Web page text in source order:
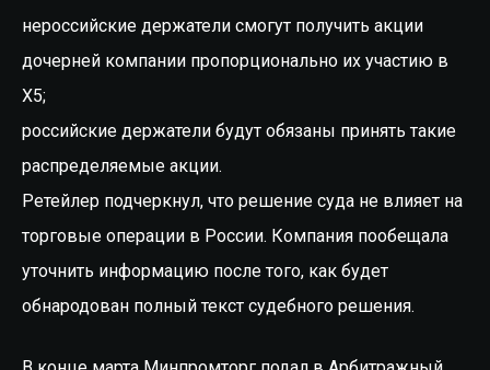
нероссийские держатели смогут получить акции
дочерней компании пропорционально их участию в
X5;
российские держатели будут обязаны принять такие
распределяемые акции.
Ретейлер подчеркнул, что решение суда не влияет на
торговые операции в России. Компания пообещала
уточнить информацию после того, как будет
обнародован полный текст судебного решения.